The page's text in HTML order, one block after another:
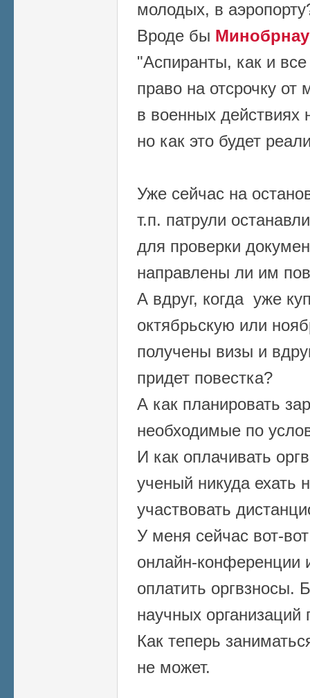
молодых, в
Вроде бы
"Аспиранты, как и
право на отсрочку от
в военных действиях
но как это будет
Уже сейчас на
т.п. патрули
для проверки
направлены ли им
А вдруг, когда уже
октябрьскую или
получены визы и
придет повестка?
А как планировать
необходимые по
И как оплачивать
ученый никуда ехать
участвовать
У меня сейчас вот-
онлайн-конференции
оплатить оргвзносы.
научных
Как теперь
не может.